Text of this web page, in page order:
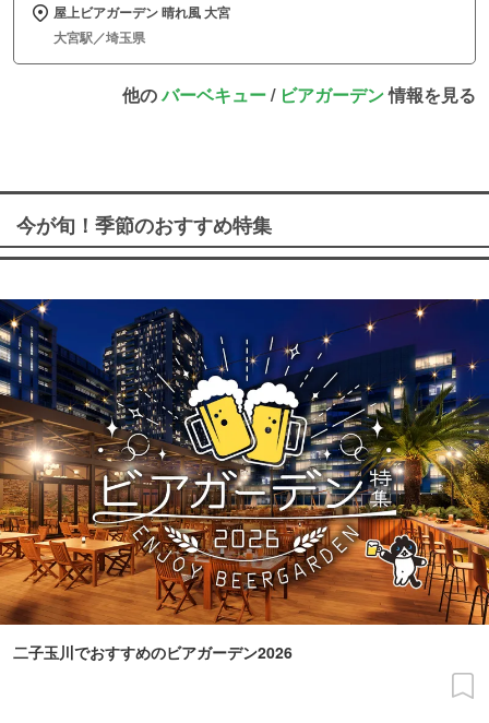
屋上ビアガーデン 晴れ風 大宮
大宮駅／埼玉県
他のバーベキュー/ ビアガーデン情報を見る
今が旬！季節のおすすめ特集
二子玉川でおすすめのビアガーデン2026